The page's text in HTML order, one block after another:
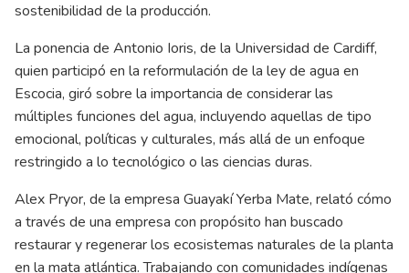
sostenibilidad de la producción.
La ponencia de Antonio Ioris, de la Universidad de Cardiff,
quien participó en la reformulación de la ley de agua en
Escocia, giró sobre la importancia de considerar las
múltiples funciones del agua, incluyendo aquellas de tipo
emocional, políticas y culturales, más allá de un enfoque
restringido a lo tecnológico o las ciencias duras.
Alex Pryor, de la empresa Guayakí Yerba Mate, relató cómo
a través de una empresa con propósito han buscado
restaurar y regenerar los ecosistemas naturales de la planta
en la mata atlántica. Trabajando con comunidades indígenas